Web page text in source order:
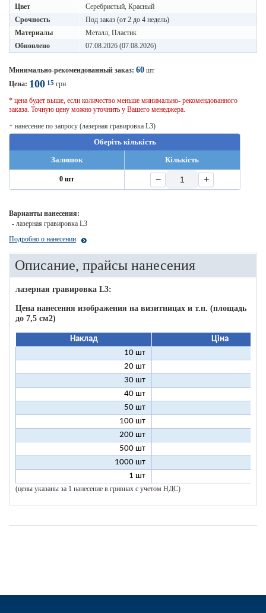
Цвет
Серебристый, Красный
Срочность
Под заказ (от 2 до 4 недель)
Материалы
Металл, Пластик
Обновлено
07.08.2026 (07.08.2026)
Минимально-рекомендованный заказ: 60 шт
Цена: 100 15 грн
* цена будет выше, если количество меньше минимально- рекомендованного
заказа. Точную цену можно уточнить у Вашего менеджера.
+ нанесение по запросу (лазерная гравировка L3)
Оберіть кількість
Залишок
Кількість
0 шт − +
Варианты нанесения:
- лазерная гравировка L3
Подробно о нанесении
Описание, прайсы нанесения
лазерная гравировка L3:
Цена нанесения изображения на визитницах и т.п. (площадь
до 7,5 см2)
Наклад
Ціна
10 шт
20 шт
30 шт
40 шт
50 шт
100 шт
200 шт
500 шт
1000 шт
1 шт
(цены указаны за 1 нанесение в гривнах с учетом НДС)